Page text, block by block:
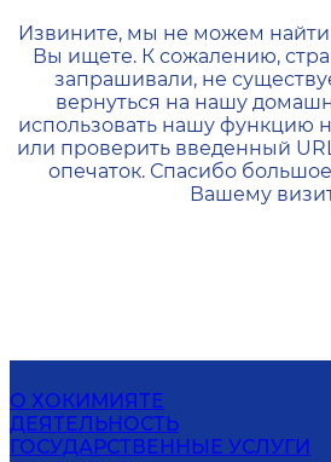
404 —
Извините, мы не можем найти
Вы ищете. К сожалению,
запрашивали, не
вернуться на нашу
использовать нашу функцию
или проверить введенный
опечаток. Спасибо
Вашему
О ХОКИМИЯТЕ
ДЕЯТЕЛЬНОСТЬ
ГОСУДАРСТВЕННЫЕ УСЛУГИ